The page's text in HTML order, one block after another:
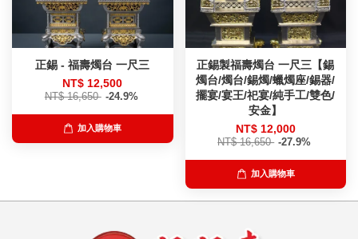
正錫 - 福壽燭台 一尺三
NT$ 12,500
NT$ 16,650 -24.9%
加入購物車
正錫製福壽燭台 一尺三【錫
燭台/燭台/錫燭/蠟燭座/錫器/
擺宴/宴王/祀宴/純手工/雙色/
安金】
NT$ 12,000
NT$ 16,650 -27.9%
加入購物車